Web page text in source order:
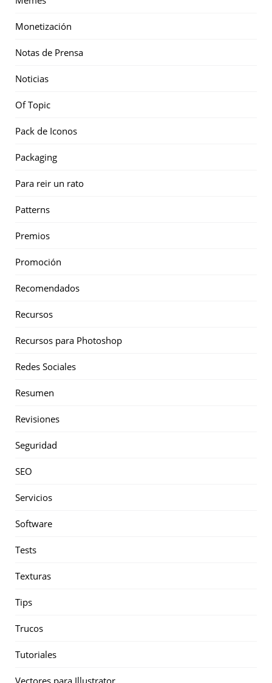
Monetización
Notas de Prensa
Noticias
Of Topic
Pack de Iconos
Packaging
Para reir un rato
Patterns
Premios
Promoción
Recomendados
Recursos
Recursos para Photoshop
Redes Sociales
Resumen
Revisiones
Seguridad
SEO
Servicios
Software
Tests
Texturas
Tips
Trucos
Tutoriales
Vectores para Illustrator